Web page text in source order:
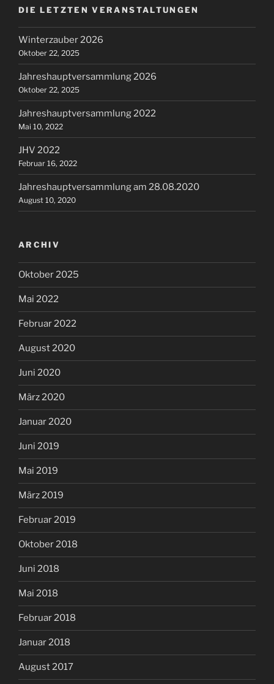
DIE LETZTEN VERANSTALTUNGEN
Winterzauber 2026
Oktober 22, 2025
Jahreshauptversammlung 2026
Oktober 22, 2025
Jahreshauptversammlung 2022
Mai 10, 2022
JHV 2022
Februar 16, 2022
Jahreshauptversammlung am 28.08.2020
August 10, 2020
ARCHIV
Oktober 2025
Mai 2022
Februar 2022
August 2020
Juni 2020
März 2020
Januar 2020
Juni 2019
Mai 2019
März 2019
Februar 2019
Oktober 2018
Juni 2018
Mai 2018
Februar 2018
Januar 2018
August 2017